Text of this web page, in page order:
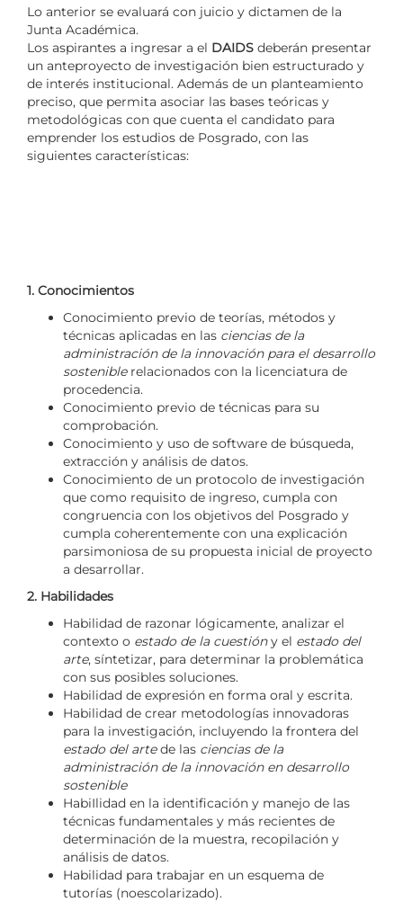
Lo anterior se evaluará con juicio y dictamen de la
Junta Académica.
Los aspirantes a ingresar a el DAIDS deberán presentar
un anteproyecto de investigación bien estructurado y
de interés institucional. Además de un planteamiento
preciso, que permita asociar las bases teóricas y
metodológicas con que cuenta el candidato para
emprender los estudios de Posgrado, con las
siguientes características:
1. Conocimientos
Conocimiento previo de teorías, métodos y
técnicas aplicadas en las ciencias de la
administración de la innovación para el desarrollo
sostenible relacionados con la licenciatura de
procedencia.
Conocimiento previo de técnicas para su
comprobación.
Conocimiento y uso de software de búsqueda,
extracción y análisis de datos.
Conocimiento de un protocolo de investigación
que como requisito de ingreso, cumpla con
congruencia con los objetivos del Posgrado y
cumpla coherentemente con una explicación
parsimoniosa de su propuesta inicial de proyecto
a desarrollar.
2. Habilidades
Habilidad de razonar lógicamente, analizar el
contexto o estado de la cuestióny el estado del
arte, síntetizar, para determinar la problemática
con sus posibles soluciones.
Habilidad de expresión en forma oral y escrita.
Habilidad de crear metodologías innovadoras
para la investigación, incluyendo la frontera del
estado del artede las ciencias de la
administración de la innovación en desarrollo
sostenible
HabiIlidad en la identificación y manejo de las
técnicas fundamentales y más recientes de
determinación de la muestra, recopilación y
análisis de datos.
Habilidad para trabajar en un esquema de
tutorías (noescolarizado).